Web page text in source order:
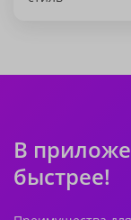
В
быстрее!